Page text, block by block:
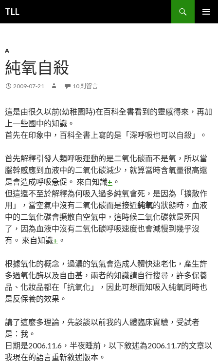
TLL
尋
要
內
容
A
純氧自殺
2009-07-21 10 則留言
這是由很久以前(幼稚園時)在百科全書看到的靈感得來，再加
上一些國中的知識。
首先在印象中，百科全書上寫的是「深呼吸也可以自殺」。
首先解釋引發人類呼吸運動的是二氧化碳而不是氧，所以當
腦幹感應到血液中的二氧化碳減少，就算當時含氧量很高還
是會造成呼吸急促。 來自知識+ 。
但這還不至於解釋為何吸入過多純氧會死，是因為「擴散作
用」，當空氣中沒有二氧化碳而是接近純氧的狀態時，血液
中的二氧化碳會擴散自空氣中，這時候二氧化碳就是死因
了，因為血液中沒有二氧化碳呼吸速度也會減慢到幾乎沒
有。 來自知識+ 。
根據氧化的概念，過濃的氧氣會造成人體快速老化，產生許
多過氧化酶以及自由基，兩者的知識請自行搜尋，許多保養
品、化妝品都在「抗氧化」，因此可想而知吸入純氧同時也
是反保養的效果。
講了這麼多理論，先談談以前我的人體臨床實驗，受試者
是：我。
日期是2006.11.6，半夜睡前，以下敘述為2006.11.7的文章以
我現在的語言重新敘述版本。